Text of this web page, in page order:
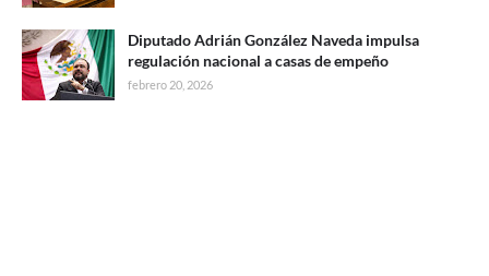
Diputado Adrián González Naveda impulsa
regulación nacional a casas de empeño
febrero 20, 2026